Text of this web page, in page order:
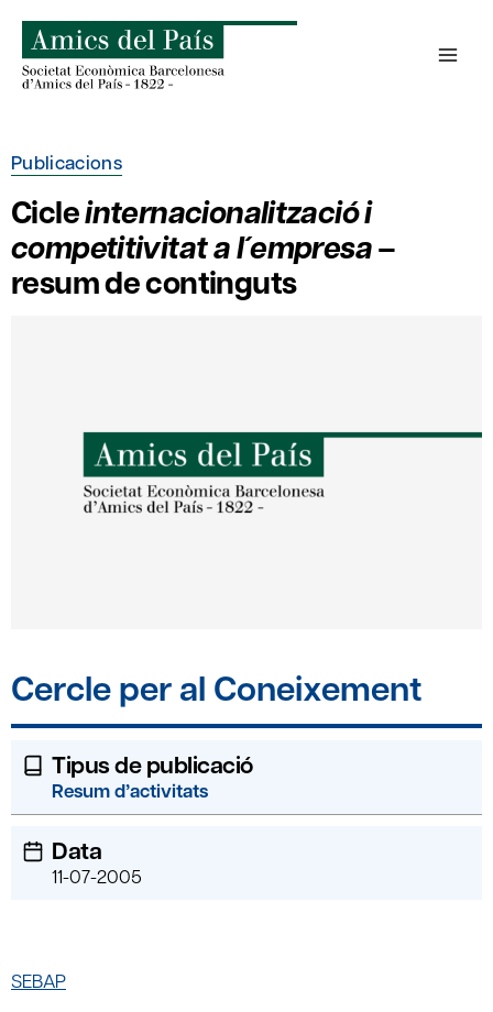
content
Publicacions
Cicleinternacionalització i
competitivitat a l´empresa–
resum de continguts
Cercle per al Coneixement
Tipus de publicació
Resum d’activitats
Data
11-07-2005
SEBAP